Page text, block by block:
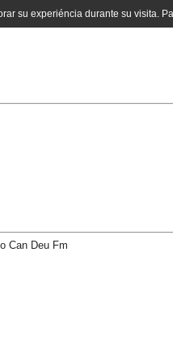
Can Deu Fm
su experiéncia durante su visita.